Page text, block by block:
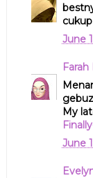
June
My
June